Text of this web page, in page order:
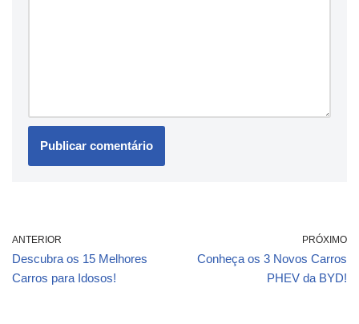
ANTERIOR
Descubra os 15 Melhores
Carros para Idosos!
PRÓXIMO
Conheça os 3 Novos Carros
PHEV da BYD!